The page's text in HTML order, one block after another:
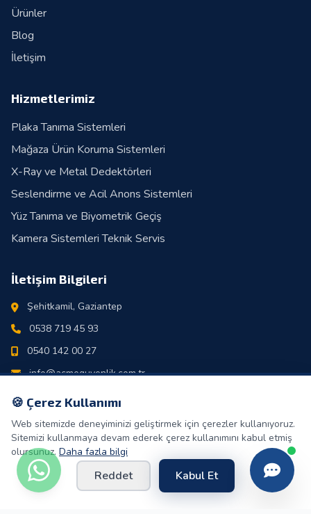
Ürünler
Blog
İletişim
Hizmetlerimiz
Plaka Tanıma Sistemleri
Mağaza Ürün Koruma Sistemleri
X-Ray ve Metal Dedektörleri
Seslendirme ve Acil Anons Sistemleri
Yüz Tanıma ve Biyometrik Geçiş
Kamera Sistemleri Teknik Servis
İletişim Bilgileri
Şehitkamil, Gaziantep
0538 719 45 93
0540 142 00 27
info@acmeguvenlik.com.tr
Pazartesi - Cumartesi: 09:00 - 18:00
© 2026 ACME GÜVENLİK. Tüm hakları saklıdır.
Gizlilik Politikası
KVKK Site Haritası
🍪 Çerez Kullanımı
Web sitemizde deneyiminizi geliştirmek için çerezler kullanıyoruz.
Sitemizi kullanmaya devam ederek çerez kullanımını kabul etmiş
olursunuz. Daha fazla bilgi
Reddet Kabul Et